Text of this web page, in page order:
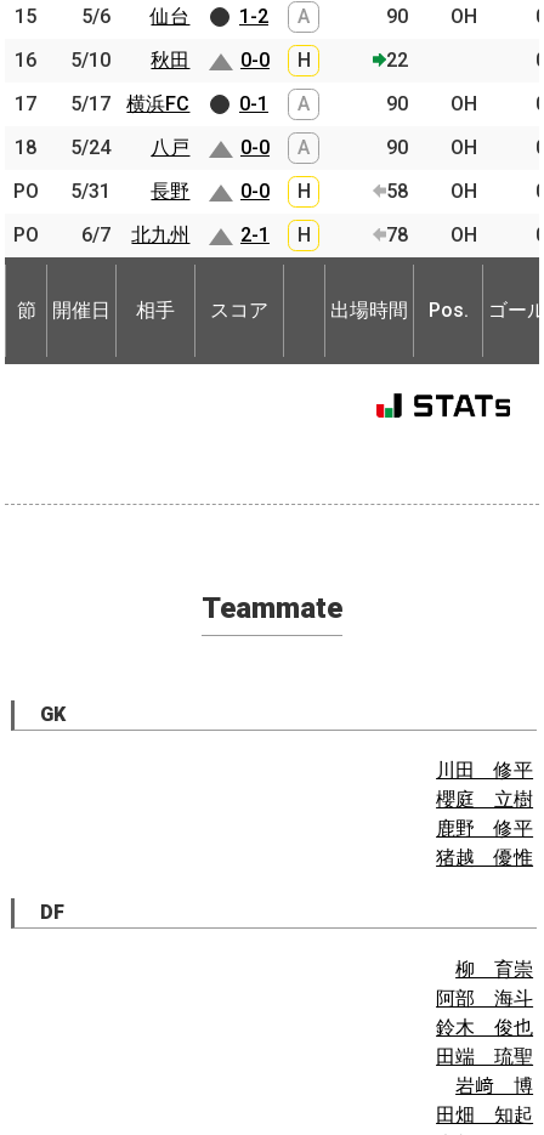
15
5/6 仙台 1-2 A 90 OH
16
5/10 秋田 0-0 H 22
17
5/17 横浜FC 0-1 A 90 OH
18
5/24 八戸 0-0 A 90 OH
PO
5/31 長野 0-0 H 58 OH
PO
6/7 北九州 2-1 H 78 OH
節 開催日 相手 スコア 出場時間 Pos. ゴー
15
5/6
仙台
16
5/10
秋田
17
5/17
横浜FC
18
5/24
八戸
PO
5/31
長野
PO
6/7 北九州
節 開催日 相手
Teammate
GK
川田 修平
櫻庭 立樹
鹿野 修平
猪越 優惟
DF
柳 育崇
阿部 海斗
鈴木 俊也
田端 琉聖
岩﨑 博
田畑 知起